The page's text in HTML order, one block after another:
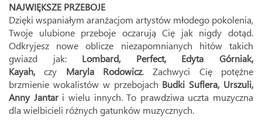
NAJWIĘKSZE PRZEBOJE
Dzięki wspaniałym aranżacjom artystów młodego pokolenia,
Twoje ulubione przeboje oczarują Cię jak nigdy dotąd.
Odkryjesz nowe oblicze niezapomnianych hitów takich
gwiazd jak: Lombard, Perfect, Edyta Górniak,
Kayah, czy Maryla Rodowicz. Zachwyci Cię potężne
brzmienie wokalistów w przebojach Budki Suflera, Urszuli,
Anny Jantari wielu innych. To prawdziwa uczta muzyczna
dla wielbicieli różnych gatunków muzycznych.